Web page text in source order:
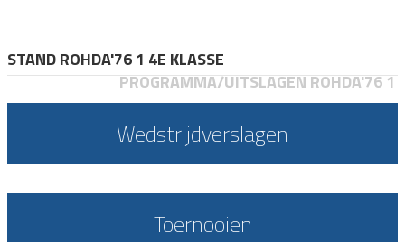
STAND ROHDA'76 1 4E KLASSE
PROGRAMMA/UITSLAGEN ROHDA'76 1
Wedstrijdverslagen
Toernooien